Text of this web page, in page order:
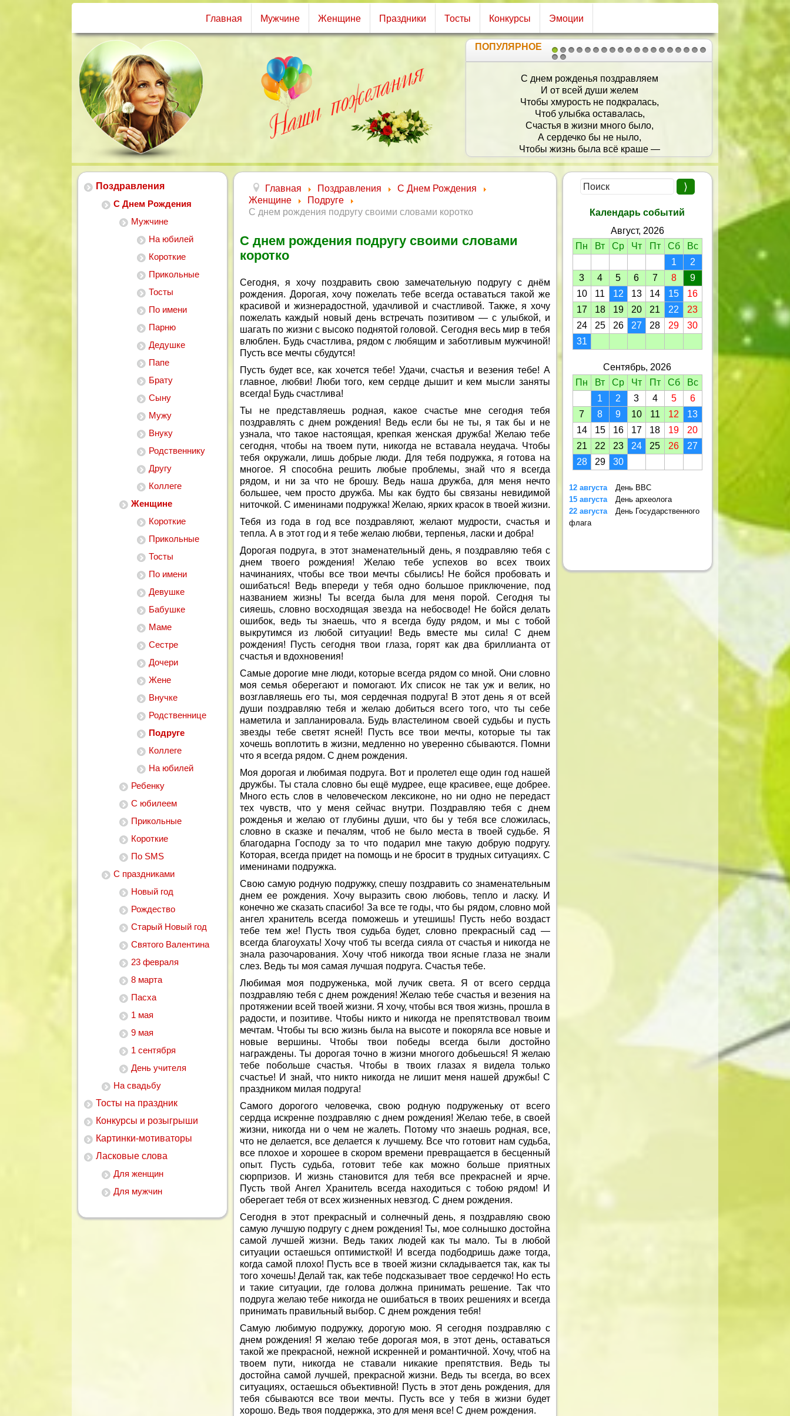
Главная Мужчине Женщине Праздники Тосты Конкурсы Эмоции
1 2
2021
ПОПУЛЯРНОЕ
С днем рожденья поздравляем
И от всей души желем
Чтобы хмурость не подкралась,
Чтоб улыбка оставалась,
Счастья в жизни много было,
А сердечко бы не ныло,
Чтобы жизнь была всё краше —
Это пожеланья наши!
Поздравления
С Днем Рождения
Мужчине
На юбилей
Короткие
Прикольные
Тосты
По имени
Парню
Дедушке
Папе
Брату
Сыну
Мужу
Внуку
Родственнику
Другу
Коллеге
Женщине
Короткие
Прикольные
Тосты
По имени
Девушке
Бабушке
Маме
Сестре
Дочери
Жене
Внучке
Родственнице
Подруге
Коллеге
На юбилей
Ребенку
С юбилеем
Прикольные
Короткие
По SMS
С праздниками
Новый год
Рождество
Старый Новый год
Святого Валентина
23 февраля
8 марта
Пасха
1 мая
9 мая
1 сентября
День учителя
На свадьбу
Тосты на праздник
Конкурсы и розыгрыши
Картинки-мотиваторы
Ласковые слова
Для женщин
Для мужчин
Главная Поздравления
С Днем Рождения
Женщине
Подруге
С днем рождения подругу своими словами коротко
С днем рождения подругу своими словами
коротко
Сегодня, я хочу поздравить свою замечательную подругу с днём
рождения. Дорогая, хочу пожелать тебе всегда оставаться такой же
красивой и жизнерадостной, удачливой и счастливой. Также, я хочу
пожелать каждый новый день встречать позитивом — с улыбкой, и
шагать по жизни с высоко поднятой головой. Сегодня весь мир в тебя
влюблен. Будь счастлива, рядом с любящим и заботливым мужчиной!
Пусть все мечты сбудутся!
Пусть будет все, как хочется тебе! Удачи, счастья и везения тебе! А
главное, любви! Люби того, кем сердце дышит и кем мысли заняты
всегда! Будь счастлива!
Ты не представляешь родная, какое счастье мне сегодня тебя
поздравлять с днем рождения! Ведь если бы не ты, я так бы и не
узнала, что такое настоящая, крепкая женская дружба! Желаю тебе
сегодня, чтобы на твоем пути, никогда не вставала неудача. Чтобы
тебя окружали, лишь добрые люди. Для тебя подружка, я готова на
многое. Я способна решить любые проблемы, знай что я всегда
рядом, и ни за что не брошу. Ведь наша дружба, для меня нечто
большее, чем просто дружба. Мы как будто бы связаны невидимой
ниточкой. С именинами подружка! Желаю, ярких красок в твоей жизни.
Тебя из года в год все поздравляют, желают мудрости, счастья и
тепла. А в этот год и я тебе желаю любви, терпенья, ласки и добра!
Дорогая подруга, в этот знаменательный день, я поздравляю тебя с
днем твоего рождения! Желаю тебе успехов во всех твоих
начинаниях, чтобы все твои мечты сбылись! Не бойся пробовать и
ошибаться! Ведь впереди у тебя одно большое приключение, под
названием жизнь! Ты всегда была для меня порой. Сегодня ты
сияешь, словно восходящая звезда на небосводе! Не бойся делать
ошибок, ведь ты знаешь, что я всегда буду рядом, и мы с тобой
выкрутимся из любой ситуации! Ведь вместе мы сила! С днем
рождения! Пусть сегодня твои глаза, горят как два бриллианта от
счастья и вдохновения!
Самые дорогие мне люди, которые всегда рядом со мной. Они словно
моя семья оберегают и помогают. Их список не так уж и велик, но
возглавляешь его ты, моя сердечная подруга! В этот день я от всей
души поздравляю тебя и желаю добиться всего того, что ты себе
наметила и запланировала. Будь властелином своей судьбы и пусть
звезды тебе светят ясней! Пусть все твои мечты, которые ты так
хочешь воплотить в жизни, медленно но уверенно сбываются. Помни
что я всегда рядом. С днем рождения.
Моя дорогая и любимая подруга. Вот и пролетел еще один год нашей
дружбы. Ты стала словно бы ещё мудрее, еще красивее, еще добрее.
Много есть слов в человеческом лексиконе, но ни одно не передаст
тех чувств, что у меня сейчас внутри. Поздравляю тебя с днем
рожденья и желаю от глубины души, что бы у тебя все сложилась,
словно в сказке и печалям, чтоб не было места в твоей судьбе. Я
благодарна Господу за то что подарил мне такую добрую подругу.
Которая, всегда придет на помощь и не бросит в трудных ситуациях. С
именинами подружка.
Свою самую родную подружку, спешу поздравить со знаменательным
днем ее рождения. Хочу выразить свою любовь, тепло и ласку. И
конечно же сказать спасибо! За все те годы, что бы рядом, словно мой
ангел хранитель всегда поможешь и утешишь! Пусть небо воздаст
тебе тем же! Пусть твоя судьба будет, словно прекрасный сад —
всегда благоухать! Хочу чтоб ты всегда сияла от счастья и никогда не
знала разочарования. Хочу чтоб никогда твои ясные глаза не знали
слез. Ведь ты моя самая лучшая подруга. Счастья тебе.
Любимая моя подруженька, мой лучик света. Я от всего сердца
поздравляю тебя с днем рождения! Желаю тебе счастья и везения на
протяжении всей твоей жизни. Я хочу, чтобы вся твоя жизнь, прошла в
радости, и позитиве. Чтобы никто и никогда не препятствовал твоим
мечтам. Чтобы ты всю жизнь была на высоте и покоряла все новые и
новые вершины. Чтобы твои победы всегда были достойно
награждены. Ты дорогая точно в жизни многого добьешься! Я желаю
тебе побольше счастья. Чтобы в твоих глазах я видела только
счастье! И знай, что никто никогда не лишит меня нашей дружбы! С
праздником милая подруга!
Самого дорогого человечка, свою родную подруженьку от всего
сердца искренне поздравляю с днем рождения! Желаю тебе, в своей
жизни, никогда ни о чем не жалеть. Потому что знаешь родная, все,
что не делается, все делается к лучшему. Все что готовит нам судьба,
все плохое и хорошее в скором времени превращается в бесценный
опыт. Пусть судьба, готовит тебе как можно больше приятных
сюрпризов. И жизнь становится для тебя все прекрасней и ярче.
Пусть твой Ангел Хранитель всегда находиться с тобою рядом! И
оберегает тебя от всех жизненных невзгод. С днем рождения.
Сегодня в этот прекрасный и солнечный день, я поздравляю свою
самую лучшую подругу с днем рождения! Ты, мое солнышко достойна
самой лучшей жизни. Ведь таких людей как ты мало. Ты в любой
ситуации остаешься оптимисткой! И всегда подбодришь даже тогда,
когда самой плохо! Пусть все в твоей жизни складывается так, как ты
того хочешь! Делай так, как тебе подсказывает твое сердечко! Но есть
и такие ситуации, где голова должна принимать решение. Так что
подруга желаю тебе никогда не ошибаться в твоих решениях и всегда
принимать правильный выбор. С днем рождения тебя!
Самую любимую подружку, дорогую мою. Я сегодня поздравляю с
днем рождения! Я желаю тебе дорогая моя, в этот день, оставаться
такой же прекрасной, нежной искренней и романтичной. Хочу, чтоб на
твоем пути, никогда не ставали никакие препятствия. Ведь ты
достойна самой лучшей, прекрасной жизни. Ведь ты всегда, во всех
ситуациях, остаешься объективной! Пусть в этот день рождения, для
тебя сбываются все твои мечты. Пусть все у тебя в жизни будет
хорошо. Ведь твоя поддержка, это для меня все! С днем рождения.
Календарь событий
Август, 2026
Пн
Вт Ср Чт Пт Сб
Вс
1
2
3
4 5 6 7 8
9
10
11 12 13 14 15
16
17
18 19 20 21 22
23
24
25 26 27 28 29
30
31
Сентябрь, 2026
Пн
Вт Ср Чт Пт Сб
Вс
1
2 3 4 5
6
7
8 9 10 11 12
13
14
15 16 17 18 19
20
21
22 23 24 25 26
27
28
29 30
12 августа
День ВВС
15 августа
День археолога
22 августа
День Государственного
флага